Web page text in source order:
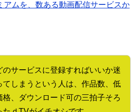
アムを、数ある動画配信サービスか
のサービスに登録すればいいか迷
てしまうという人は、作品数、低
格、ダウンロード可の三拍子そろ